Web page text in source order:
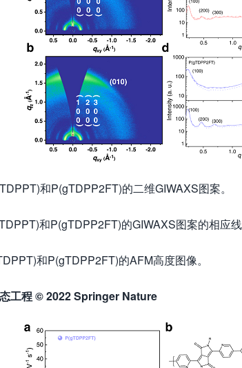
和P(gTDPP2FT)的二维GIWAXS图案。
和P(gTDPP2FT)的GIWAXS图案的相应线
和P(gTDPP2FT)的AFM高度图像。
工程© 2022 Springer Nature